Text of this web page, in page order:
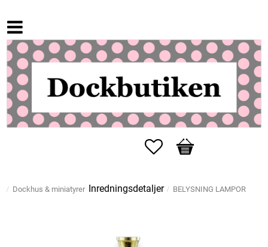
Favoriter
Kundvagn
Dockhus & miniatyrer Inredningsdetaljer BELYSNING LAMPOR